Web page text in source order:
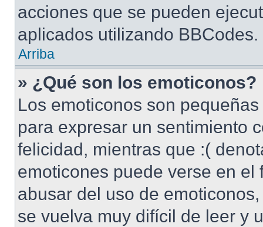
acciones que se pueden
aplicados utilizando BBCodes.
Arriba
» ¿Qué son los emoticonos?
Los emoticonos son
para expresar un sentimiento
felicidad, mientras que :(
emoticones puede verse en
abusar del uso de
se vuelva muy difícil de leer y